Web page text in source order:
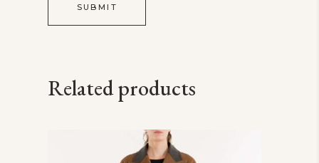
Related products